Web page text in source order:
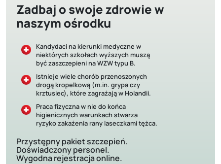
Zadbaj o swoje zdrowie w
naszym ośrodku
Kandydaci na kierunki medyczne w
niektórych szkołach wyższych muszą
być zaszczepieni na WZW typu B.
Istnieje wiele chorób przenoszonych
drogą kropelkową (m.in. grypa czy
krztusiec), które zagrażają w Holandii.
Praca fizyczna w nie do końca
higienicznych warunkach stwarza
ryzyko zakażenia rany laseczkami tężca.
Przystępny pakiet szczepień.
Doświadczony personel.
Wygodna rejestracja online.